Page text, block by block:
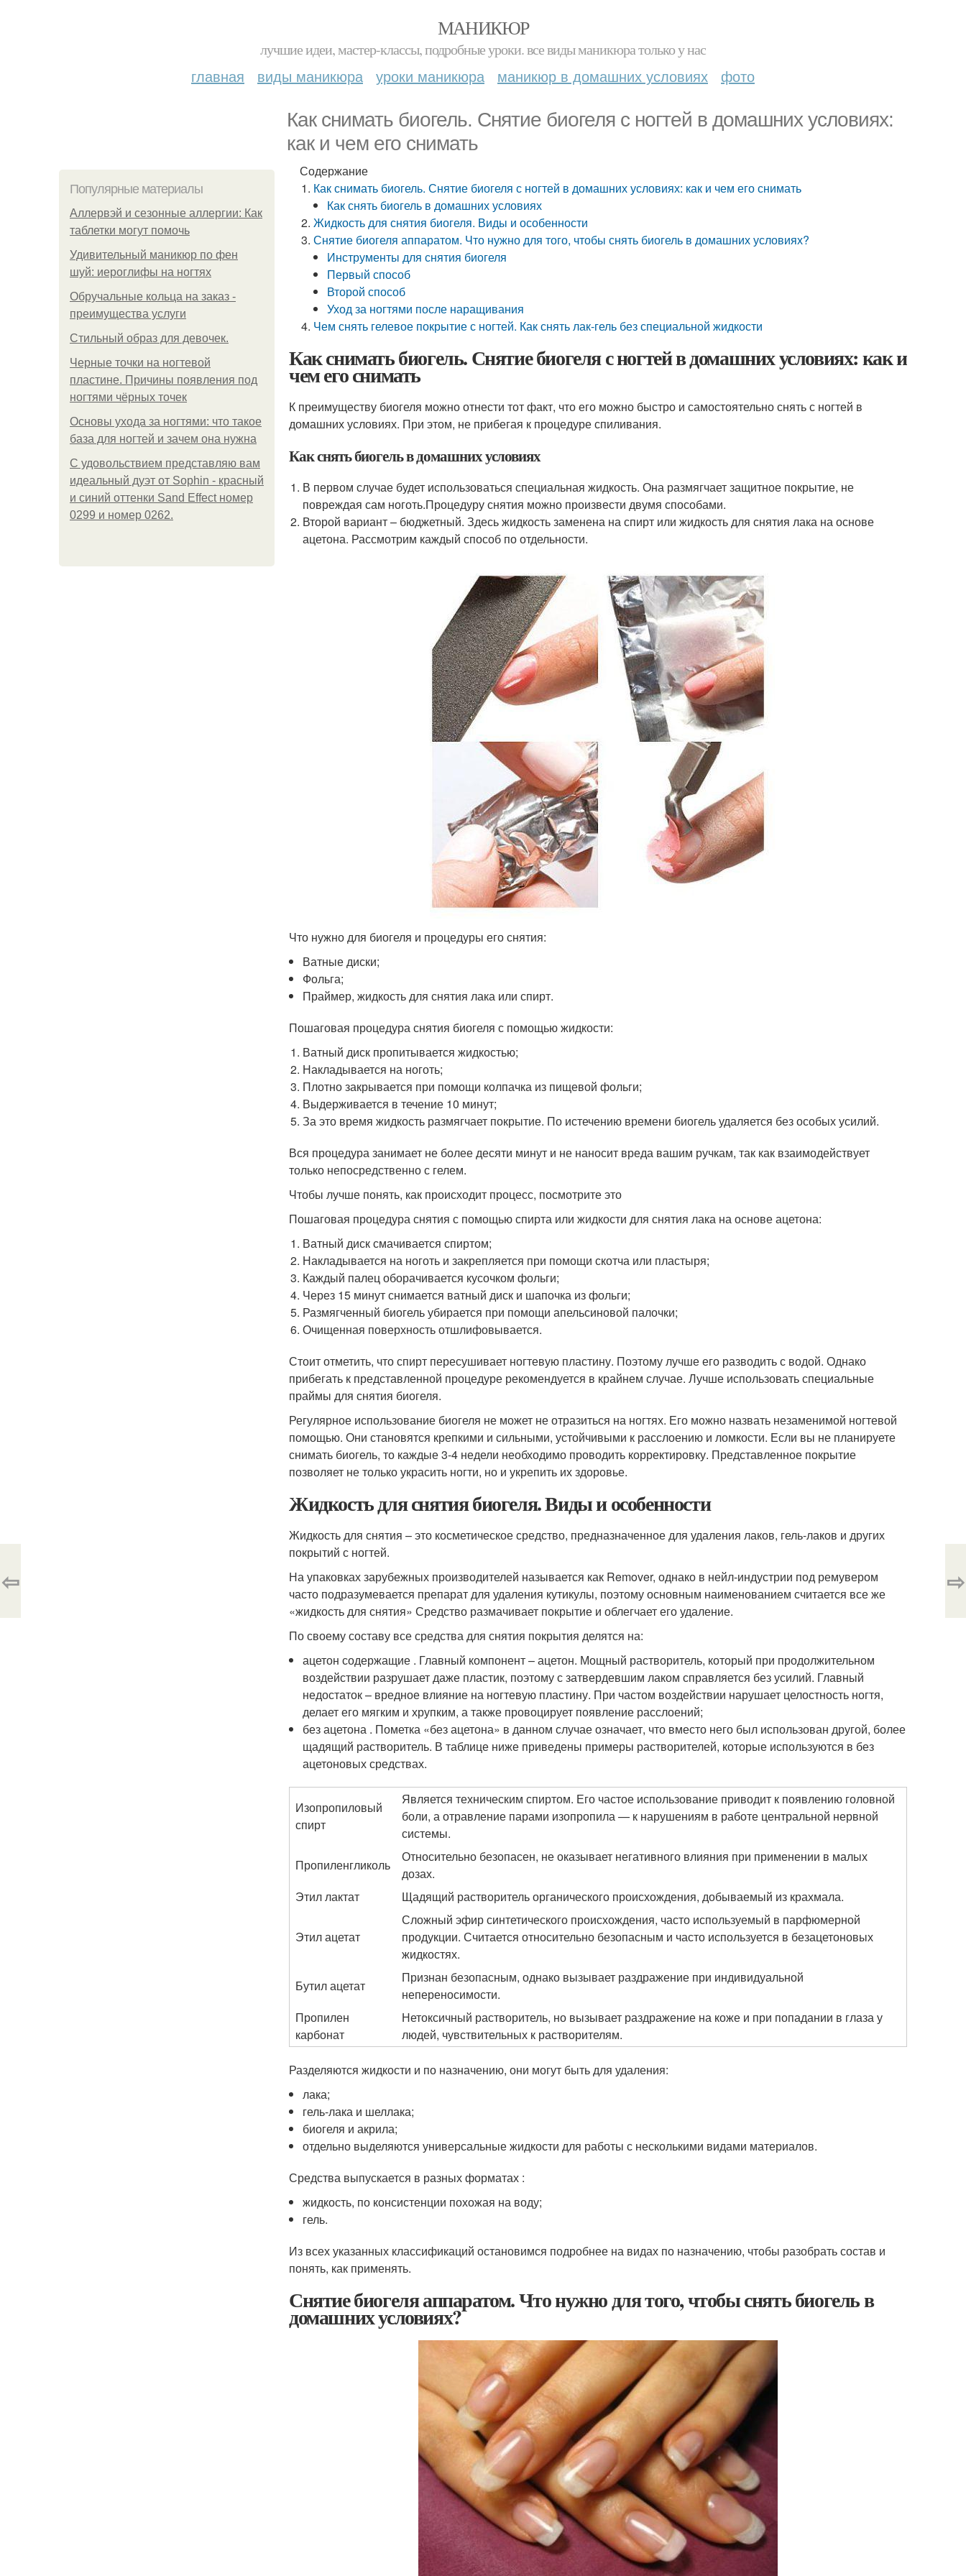
МАНИКЮР
лучшие идеи, мастер-классы, подробные уроки. все виды маникюра только у нас
главная виды маникюра уроки маникюра маникюр в домашних условиях фото
Как снимать биогель. Снятие биогеля с ногтей в домашних условиях:
как и чем его снимать
Популярные материалы
Аллервэй и сезонные аллергии: Как
таблетки могут помочь
Удивительный маникюр по фен
шуй: иероглифы на ногтях
Обручальные кольца на заказ -
преимущества услуги
Стильный образ для девочек.
Черные точки на ногтевой
пластине. Причины появления под
ногтями чёрных точек
Основы ухода за ногтями: что такое
база для ногтей и зачем она нужна
С удовольствием представляю вам
идеальный дуэт от Sophin - красный
и синий оттенки Sand Effect номер
0299 и номер 0262.
Содержание
Как снимать биогель. Снятие биогеля с ногтей в домашних условиях: как и чем его снимать
Как снять биогель в домашних условиях
Жидкость для снятия биогеля. Виды и особенности
Снятие биогеля аппаратом. Что нужно для того, чтобы снять биогель в домашних условиях?
Инструменты для снятия биогеля
Первый способ
Второй способ
Уход за ногтями после наращивания
Чем снять гелевое покрытие с ногтей. Как снять лак-гель без специальной жидкости
Как снимать биогель. Снятие биогеля с ногтей в домашних условиях: как и
чем его снимать
К преимуществу биогеля можно отнести тот факт, что его можно быстро и самостоятельно снять с ногтей в
домашних условиях. При этом, не прибегая к процедуре спиливания.
Как снять биогель в домашних условиях
В первом случае будет использоваться специальная жидкость. Она размягчает защитное покрытие, не
повреждая сам ноготь.Процедуру снятия можно произвести двумя способами.
Второй вариант – бюджетный. Здесь жидкость заменена на спирт или жидкость для снятия лака на основе
ацетона. Рассмотрим каждый способ по отдельности.
Что нужно для биогеля и процедуры его снятия:
Ватные диски;
Фольга;
Праймер, жидкость для снятия лака или спирт.
Пошаговая процедура снятия биогеля с помощью жидкости:
Ватный диск пропитывается жидкостью;
Накладывается на ноготь;
Плотно закрывается при помощи колпачка из пищевой фольги;
Выдерживается в течение 10 минут;
За это время жидкость размягчает покрытие. По истечению времени биогель удаляется без особых усилий.
Вся процедура занимает не более десяти минут и не наносит вреда вашим ручкам, так как взаимодействует
только непосредственно с гелем.
Чтобы лучше понять, как происходит процесс, посмотрите это
Пошаговая процедура снятия с помощью спирта или жидкости для снятия лака на основе ацетона:
Ватный диск смачивается спиртом;
Накладывается на ноготь и закрепляется при помощи скотча или пластыря;
Каждый палец оборачивается кусочком фольги;
Через 15 минут снимается ватный диск и шапочка из фольги;
Размягченный биогель убирается при помощи апельсиновой палочки;
Очищенная поверхность отшлифовывается.
Стоит отметить, что спирт пересушивает ногтевую пластину. Поэтому лучше его разводить с водой. Однако
прибегать к представленной процедуре рекомендуется в крайнем случае. Лучше использовать специальные
праймы для снятия биогеля.
Регулярное использование биогеля не может не отразиться на ногтях. Его можно назвать незаменимой ногтевой
помощью. Они становятся крепкими и сильными, устойчивыми к расслоению и ломкости. Если вы не планируете
снимать биогель, то каждые 3-4 недели необходимо проводить корректировку. Представленное покрытие
позволяет не только украсить ногти, но и укрепить их здоровье.
Жидкость для снятия биогеля. Виды и особенности
Жидкость для снятия – это косметическое средство, предназначенное для удаления лаков, гель-лаков и других
покрытий с ногтей.
На упаковках зарубежных производителей называется как Remover, однако в нейл-индустрии под ремувером
часто подразумевается препарат для удаления кутикулы, поэтому основным наименованием считается все же
«жидкость для снятия» Средство размачивает покрытие и облегчает его удаление.
По своему составу все средства для снятия покрытия делятся на:
ацетон содержащие . Главный компонент – ацетон. Мощный растворитель, который при продолжительном
воздействии разрушает даже пластик, поэтому с затвердевшим лаком справляется без усилий. Главный
недостаток – вредное влияние на ногтевую пластину. При частом воздействии нарушает целостность ногтя,
делает его мягким и хрупким, а также провоцирует появление расслоений;
без ацетона . Пометка «без ацетона» в данном случае означает, что вместо него был использован другой, более
щадящий растворитель. В таблице ниже приведены примеры растворителей, которые используются в без
ацетоновых средствах.
Изопропиловый
спирт
Является техническим спиртом. Его частое использование приводит к появлению головной
боли, а отравление парами изопропила — к нарушениям в работе центральной нервной
системы.
Пропиленгликоль
Относительно безопасен, не оказывает негативного влияния при применении в малых
дозах.
Этил лактат
Щадящий растворитель органического происхождения, добываемый из крахмала.
Этил ацетат
Сложный эфир синтетического происхождения, часто используемый в парфюмерной
продукции. Считается относительно безопасным и часто используется в безацетоновых
жидкостях.
Бутил ацетат
Признан безопасным, однако вызывает раздражение при индивидуальной
непереносимости.
Пропилен
карбонат
Нетоксичный растворитель, но вызывает раздражение на коже и при попадании в глаза у
людей, чувствительных к растворителям.
Разделяются жидкости и по назначению, они могут быть для удаления:
лака;
гель-лака и шеллака;
биогеля и акрила;
отдельно выделяются универсальные жидкости для работы с несколькими видами материалов.
Средства выпускается в разных форматах :
жидкость, по консистенции похожая на воду;
гель.
Из всех указанных классификаций остановимся подробнее на видах по назначению, чтобы разобрать состав и
понять, как применять.
Снятие биогеля аппаратом. Что нужно для того, чтобы снять биогель в
домашних условиях?
⇦ ⇨